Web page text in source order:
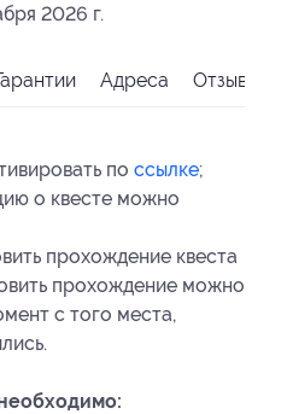
2026 г.
Адреса Отзывы
по ссылке;
о квесте можно
прохождение квеста
прохождение можно
с того места,